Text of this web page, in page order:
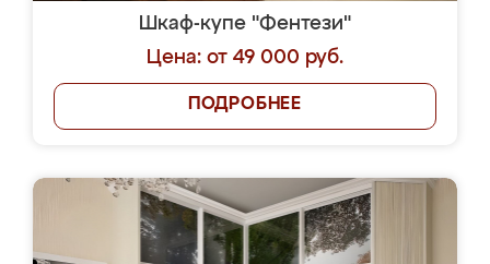
Шкаф-купе "Фентези"
Цена: от 49 000 руб.
ПОДРОБНЕЕ